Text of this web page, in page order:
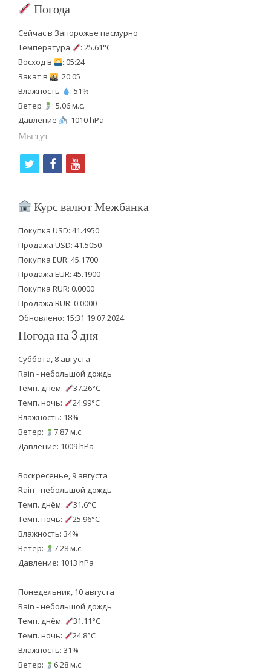
Погода
Сейчас в Запорожье пасмурно
Температура
: 25.61°C
Восход в
: 05:24
Закат в
: 20:05
Влажность
: 51%
Ветер
: 5.06 м.с.
Давление
: 1010 hPa
Мы тут
i
t
e
r
f
c
b
o
o
k
y
u
u
b
e
Курс валют Межбанка
Покупка USD: 41.4950
Продажа USD: 41.5050
Покупка EUR: 45.1700
Продажа EUR: 45.1900
Покупка RUR: 0.0000
Продажа RUR: 0.0000
Обновлено: 15:31 19.07.2024
Погода на 3 дня
Суббота, 8 августа
Rain - небольшой дождь
Темп. днём:
37.26°C
Темп. ночь:
24.99°C
Влажность: 18%
Ветер:
7.87 м.с.
Давление: 1009 hPa
Воскресенье, 9 августа
Rain - небольшой дождь
Темп. днём:
31.6°C
Темп. ночь:
25.96°C
Влажность: 34%
Ветер:
7.28 м.с.
Давление: 1013 hPa
Понедельник, 10 августа
Rain - небольшой дождь
Темп. днём:
31.11°C
Темп. ночь:
24.8°C
Влажность: 31%
Ветер:
6.28 м.с.